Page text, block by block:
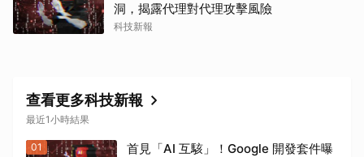
洞，揭露代理對代理攻擊風險
科技新報
查看更多科技新報
最近1小時結果
01
首見「AI 互駭」！Google 開發套件曝